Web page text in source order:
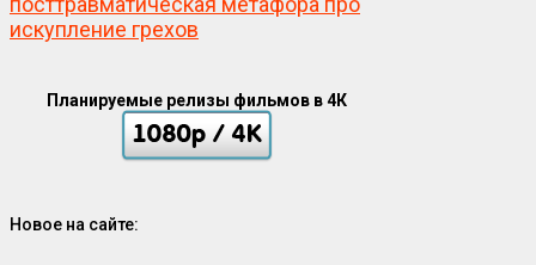
искупление грехов
Планируемые релизы фильмов в 4К
Новое на сайте: